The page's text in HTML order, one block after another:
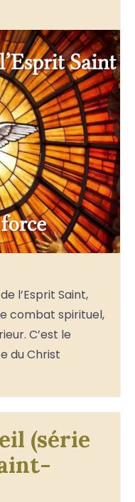
l’Esprit Saint,
combat spirituel,
C’est le
du Christ
(série